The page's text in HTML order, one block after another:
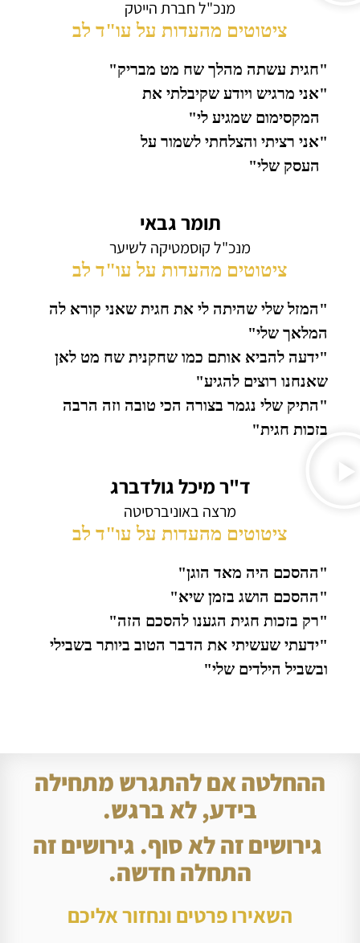
מנכ"ל חברת הייטק
ציטוטים מהעדות על עו"ד לב
"חגית עשתה מהלך שח מט מבריק"
"אני מרגיש ויודע שקיבלתי את
המקסימום שמגיע לי"
"אני רציתי והצלחתי לשמור על
העסק שלי"
תומר גבאי
מנכ"ל קוסמטיקה לשיער
ציטוטים מהעדות על עו"ד לב
"המזל שלי שהיתה לי את חגית שאני קורא לה
המלאך שלי"
"ידעה להביא אותם כמו שחקנית שח מט לאן
שאנחנו רוצים להגיע"
"התיק שלי נגמר בצורה הכי טובה וזה הרבה
בזכות חגית"
ד"ר מיכל גולדברג
מרצה באוניברסיטה
ציטוטים מהעדות על עו"ד לב
"ההסכם היה מאד הוגן"
"ההסכם הושג בזמן שיא"
"רק בזכות חגית הגענו להסכם הזה"
"ידעתי שעשיתי את הדבר הטוב ביותר בשבילי
ובשביל הילדים שלי"
ההחלטה אם להתגרש מתחילה
בידע, לא ברגש.
גירושים זה לא סוף. גירושים זה
התחלה חדשה.
השאירו פרטים ונחזור אליכם